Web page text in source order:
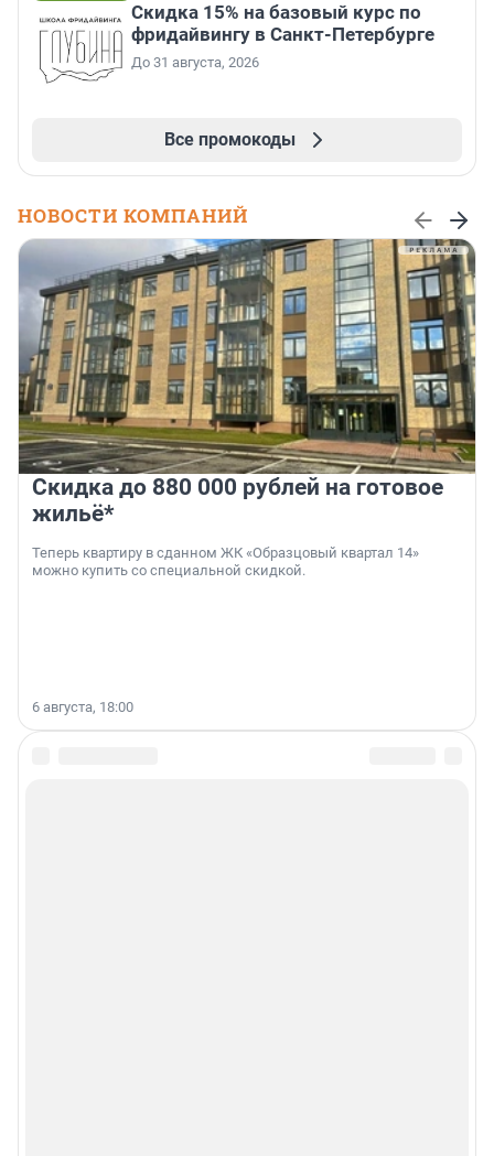
Скидка 15% на базовый курс по
фридайвингу в Санкт-Петербурге
До 31 августа, 2026
Все промокоды
НОВОСТИ КОМПАНИЙ
Скидка до 880 000 рублей на готовое
жильё*
Теперь квартиру в сданном ЖК «Образцовый квартал 14»
можно купить со специальной скидкой.
6 августа, 18:00